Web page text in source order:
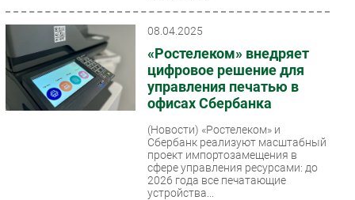
08.04.2025
«Ростелеком» внедряет
цифровое решение для
управления печатью в
офисах Сбербанка
(Новости) «Ростелеком» и
Сбербанк реализуют масштабный
проект импортозамещения в
сфере управления ресурсами: до
2026 года все печатающие
устройства...